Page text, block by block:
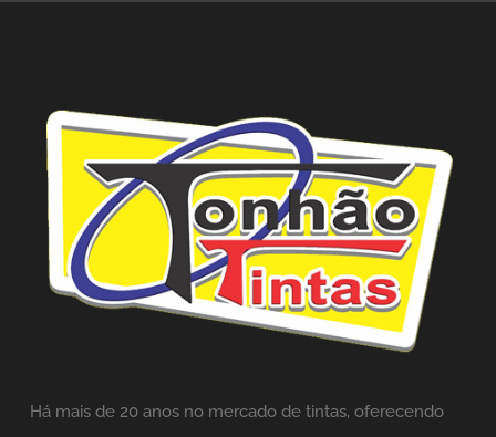
Há mais de 20 anos no mercado de tintas, oferecendo